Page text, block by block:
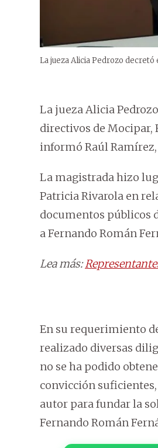
La jueza Alicia Pedrozo
La jueza Alicia
directivos de Mocipar,
informó Raúl
La magistrada hizo
Patricia Rivarola en
documentos públicos
a Fernando Román
Lea más:
En su requerimiento
realizado diversas
no se ha podido
convicción
autor para fundar la
Fernando Román